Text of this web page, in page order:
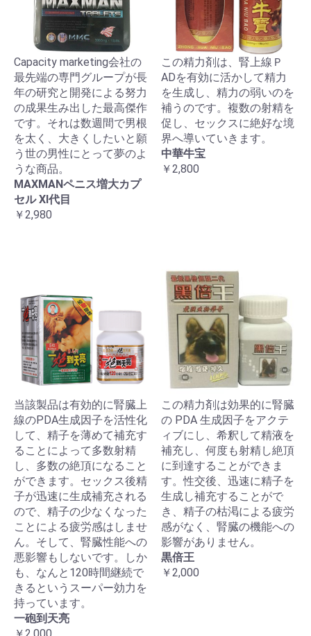
Capacity marketing会社の
最先端の専門グループが長
年の研究と開発による努力
の成果生み出した最高傑作
です。それは数週間で男根
を太く、大きくしたいと願
う世の男性にとって夢のよ
うな商品。
MAXMANペニス増大カプ
セル XI代目
￥2,980
この精力剤は、腎上線Ｐ
ADを有効に活かして精力
を生成し、精力の弱いのを
補うのです。複数の射精を
促し、セックスに絶好な境
界へ導いていきます。
中華牛宝
￥2,800
当該製品は有効的に腎臓上
線のPDA生成因子を活性化
して、精子を薄めて補充す
ることによって多数射精
し、多数の絶頂になること
ができます。セックス後精
子が迅速に生成補充される
ので、精子の少なくなった
ことによる疲労感はしませ
ん。そして、腎臓性能への
悪影響もしないです。しか
も、なんと120時間継続で
きるというスーパー効力を
持っています。
一砲到天亮
この精力剤は効果的に腎臓
の PDA 生成因子をアクテ
ィブにし、希釈して精液を
補充し、何度も射精し絶頂
に到達することができま
す。性交後、迅速に精子を
生成し補充することがで
き、精子の枯渇による疲労
感がなく、腎臓の機能への
影響がありません。
黒倍王
￥2,000